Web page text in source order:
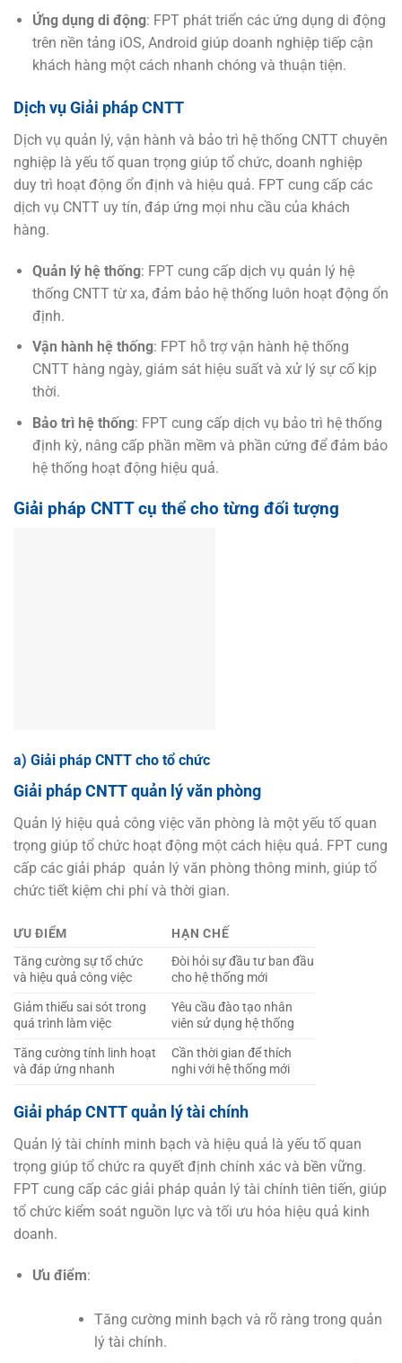
Ứng dụng di động: FPT phát triển các ứng dụng di động
trên nền tảng iOS, Android giúp doanh nghiệp tiếp cận
khách hàng một cách nhanh chóng và thuận tiện.
Dịch vụ Giải pháp CNTT
Dịch vụ quản lý, vận hành và bảo trì hệ thống CNTT chuyên
nghiệp là yếu tố quan trọng giúp tổ chức, doanh nghiệp
duy trì hoạt động ổn định và hiệu quả. FPT cung cấp các
dịch vụ CNTT uy tín, đáp ứng mọi nhu cầu của khách
hàng.
Quản lý hệ thống: FPT cung cấp dịch vụ quản lý hệ
thống CNTT từ xa, đảm bảo hệ thống luôn hoạt động ổn
định.
Vận hành hệ thống: FPT hỗ trợ vận hành hệ thống
CNTT hàng ngày, giám sát hiệu suất và xử lý sự cố kịp
thời.
Bảo trì hệ thống: FPT cung cấp dịch vụ bảo trì hệ thống
định kỳ, nâng cấp phần mềm và phần cứng để đảm bảo
hệ thống hoạt động hiệu quả.
Giải pháp CNTT cụ thể cho từng đối tượng
a) Giải pháp CNTT cho tổ chức
Giải pháp CNTT quản lý văn phòng
Quản lý hiệu quả công việc văn phòng là một yếu tố quan
trọng giúp tổ chức hoạt động một cách hiệu quả. FPT cung
cấp các giải pháp quản lý văn phòng thông minh, giúp tổ
chức tiết kiệm chi phí và thời gian.
ƯU ĐIỂM
HẠN CHẾ
Tăng cường sự tổ chức
và hiệu quả công việc
Đòi hỏi sự đầu tư ban đầu
cho hệ thống mới
Giảm thiểu sai sót trong
quá trình làm việc
Yêu cầu đào tạo nhân
viên sử dụng hệ thống
Tăng cường tính linh hoạt
và đáp ứng nhanh
Cần thời gian để thích
nghi với hệ thống mới
Giải pháp CNTTquản lý tài chính
Quản lý tài chính minh bạch và hiệu quả là yếu tố quan
trọng giúp tổ chức ra quyết định chính xác và bền vững.
FPT cung cấp các giải pháp quản lý tài chính tiên tiến, giúp
tổ chức kiểm soát nguồn lực và tối ưu hóa hiệu quả kinh
doanh.
Ưu điểm:
Tăng cường minh bạch và rõ ràng trong quản
lý tài chính.